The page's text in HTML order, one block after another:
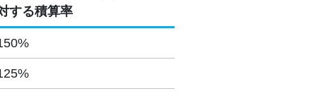
する積算率